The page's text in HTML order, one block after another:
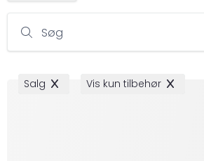
Søg
Salg Vis kun tilbehør